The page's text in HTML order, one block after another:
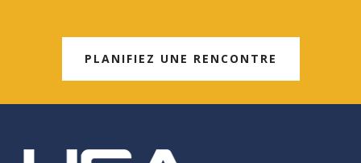
PLANIFIEZ UNE RENCONTRE